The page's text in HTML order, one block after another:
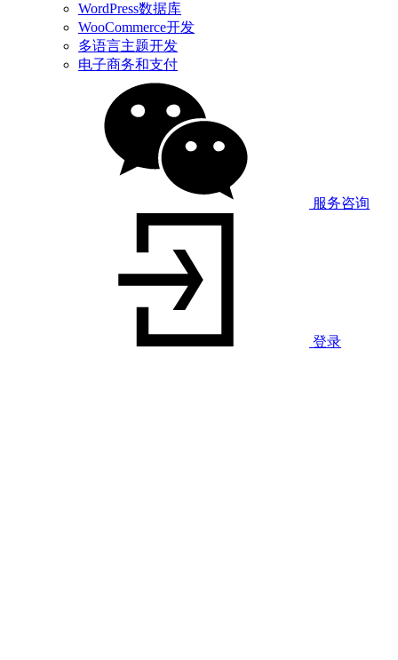
WordPress数据库
WooCommerce开发
多语言主题开发
电子商务和支付
服务咨询
登录